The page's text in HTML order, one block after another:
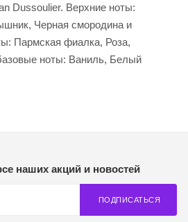
Dussoulier. Верхние ноты:
Черная смородина и
Пармская фиалка, Роза,
ноты: Ваниль, Белый
наших акций и новостей
ПОДПИСАТЬСЯ